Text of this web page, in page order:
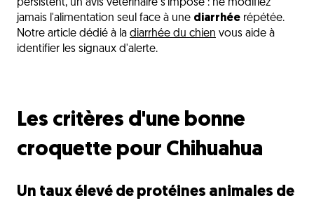
persistent, un avis vétérinaire s'impose : ne modifiez
jamais l'alimentation seul face à une diarrhée répétée.
Notre article dédié à la diarrhée du chien vous aide à
identifier les signaux d'alerte.
Les critères d'une bonne
croquette pour Chihuahua
Un taux élevé de protéines animales de